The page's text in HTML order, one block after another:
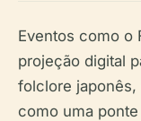
Eventos como o
projeção digital
folclore japonês,
como uma